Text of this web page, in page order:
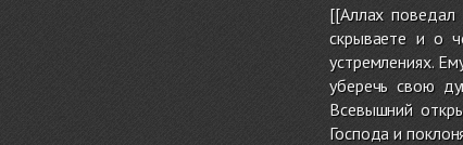
[[Аллах
скрываете и о
устремлениях.
уберечь свою
Всевышний
Господа и